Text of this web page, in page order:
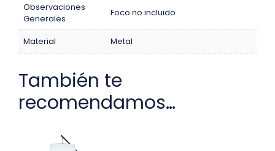
Observaciones
Generales
Foco no incluido
Material Metal
También te
recomendamos…